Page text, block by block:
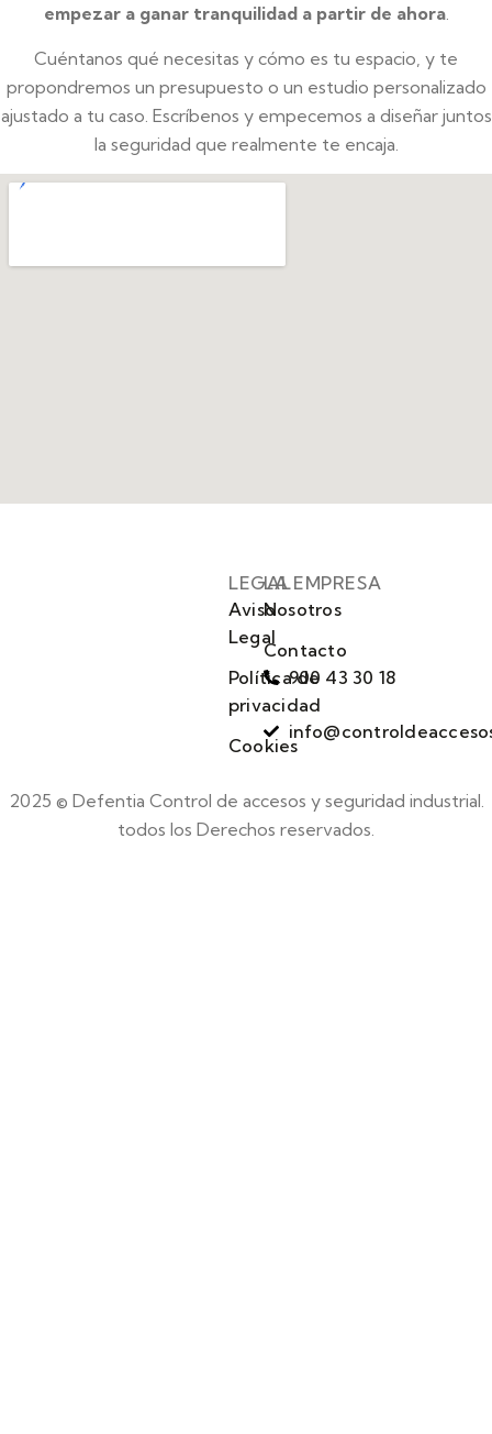
empezar a ganar tranquilidad a partir de ahora.
Cuéntanos qué necesitas y cómo es tu espacio, y te
propondremos un presupuesto o un estudio personalizado
ajustado a tu caso. Escríbenos y empecemos a diseñar juntos
la seguridad que realmente te encaja.
LEGAL
Aviso
Legal
Política de
privacidad
Cookies
LA EMPRESA
Nosotros
Contacto
900 43 30 18
2025 © Defentia Control de accesos y seguridad industrial.
todos los Derechos reservados.